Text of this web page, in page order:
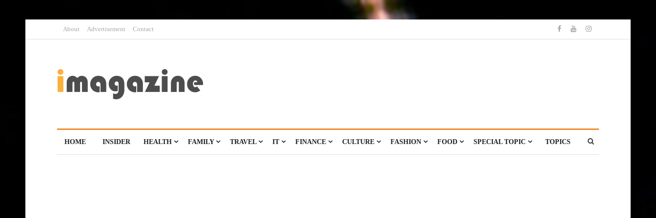
About Advertisement Contact
HOME INSIDER HEALTH FAMILY TRAVEL IT FINANCE CULTURE FASHION FOOD SPECIAL TOPIC TOPICS